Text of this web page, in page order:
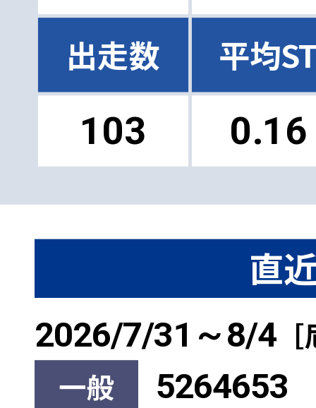
出走数 平均
103 0.16
直
2026/7/31～8/4
一般
5264653